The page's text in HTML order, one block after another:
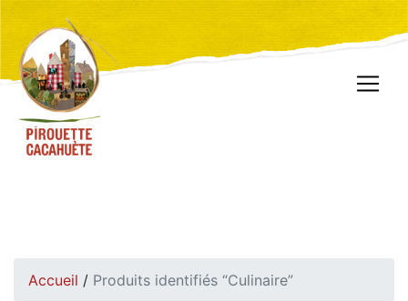
Accueil / Produits identifiés “Culinaire”